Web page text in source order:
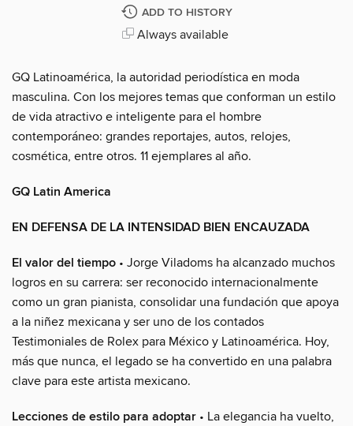
ADD TO HISTORY
Always available
GQ Latinoamérica, la autoridad periodística en moda
masculina. Con los mejores temas que conforman un estilo
de vida atractivo e inteligente para el hombre
contemporáneo: grandes reportajes, autos, relojes,
cosmética, entre otros. 11 ejemplares al año.
GQ Latin America
EN DEFENSA DE LA INTENSIDAD BIEN ENCAUZADA
El valor del tiempo • Jorge Viladoms ha alcanzado muchos
logros en su carrera: ser reconocido internacionalmente
como un gran pianista, consolidar una fundación que apoya
a la niñez mexicana y ser uno de los contados
Testimoniales de Rolex para México y Latinoamérica. Hoy,
más que nunca, el legado se ha convertido en una palabra
clave para este artista mexicano.
Lecciones de estilo para adoptar • La elegancia ha vuelto,